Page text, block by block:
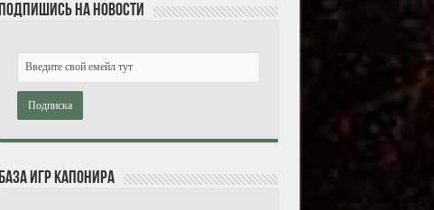
Подпишись на новости
База игр Капонира